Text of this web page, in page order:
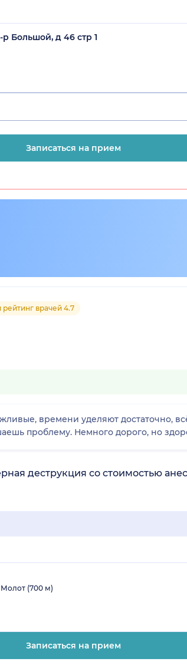
Большой, д 46 стр 1
Записаться на прием
врачей 4.7
времени уделяют достаточно,
проблему. Немного дорого, но
деструкция со стоимостью
(700 м)
Записаться на прием